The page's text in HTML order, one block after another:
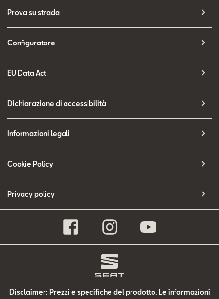
Prova su strada
Configuratore
EU Data Act
Dichiarazione di accessibilità
Informazioni legali
Cookie Policy
Privacy policy
Disclaimer: Prezzi e specifiche del prodotto. Le informazioni